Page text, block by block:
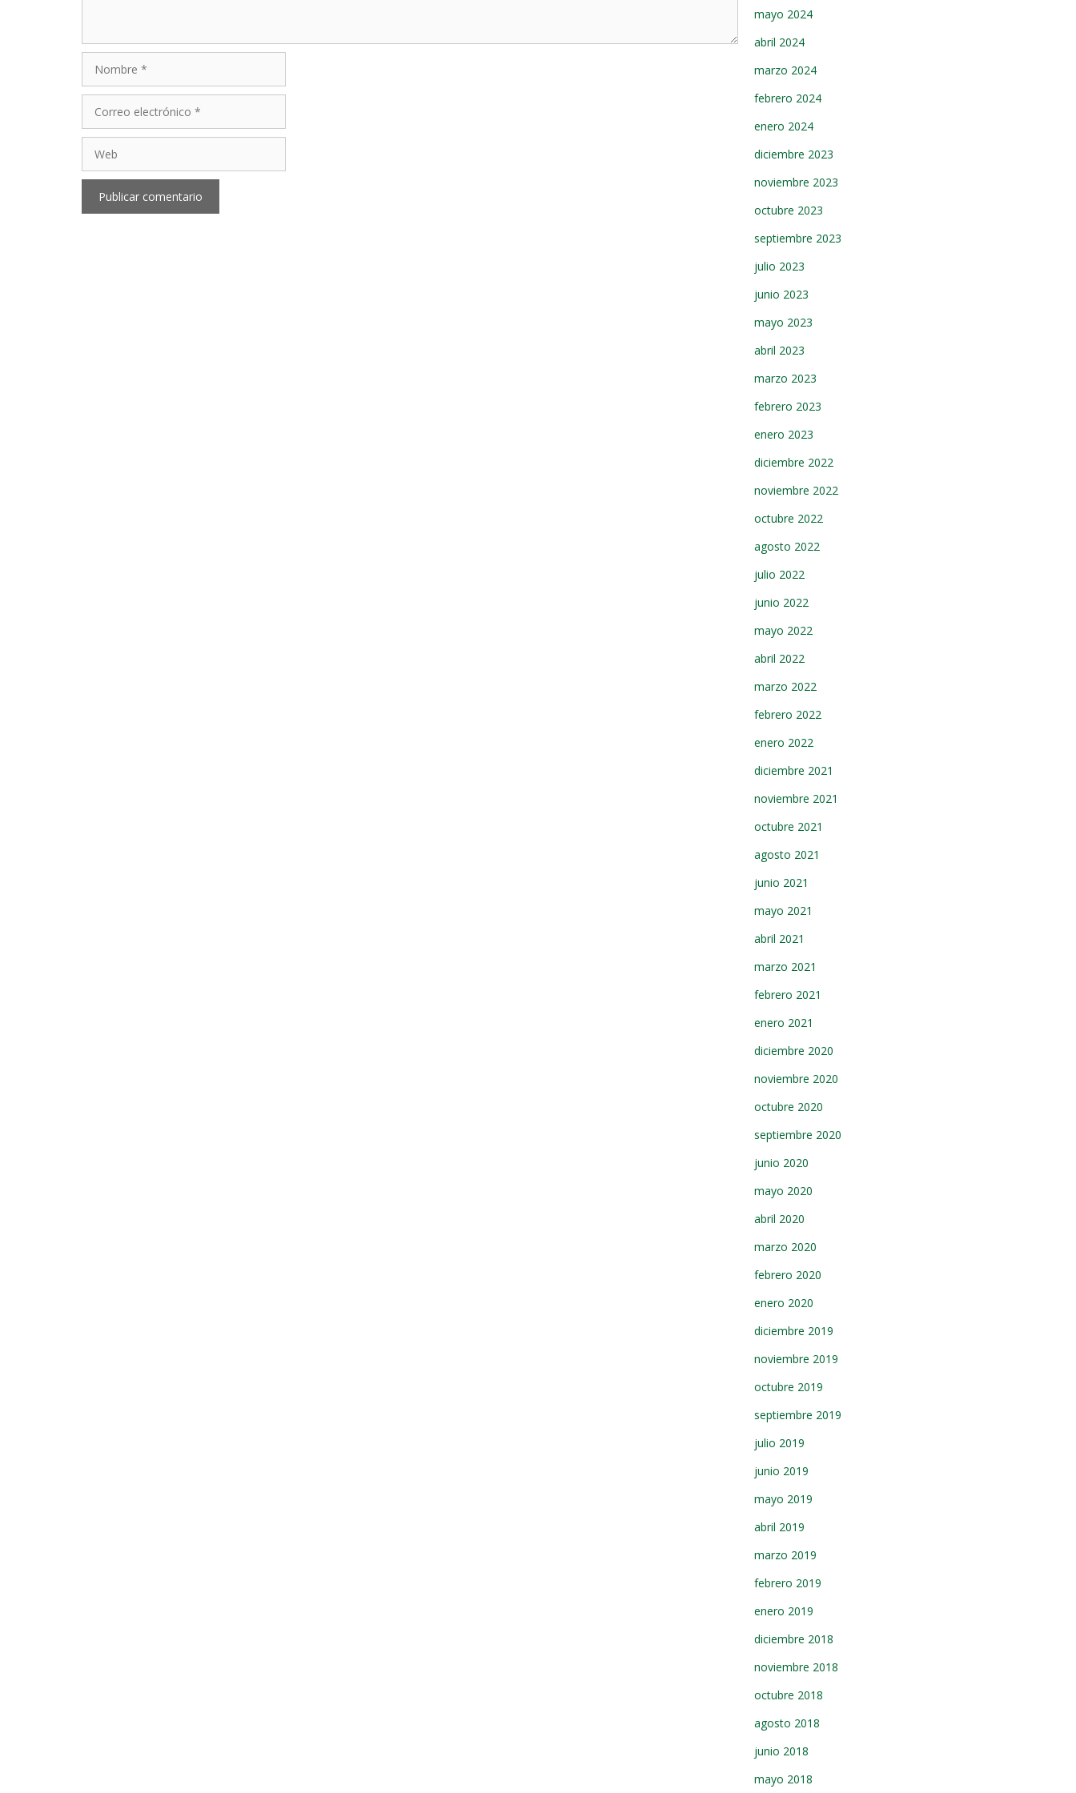
electrónico
mayo 2024
abril 2024
marzo 2024
febrero 2024
enero 2024
diciembre 2023
noviembre 2023
octubre 2023
septiembre 2023
julio 2023
junio 2023
mayo 2023
abril 2023
marzo 2023
febrero 2023
enero 2023
diciembre 2022
noviembre 2022
octubre 2022
agosto 2022
julio 2022
junio 2022
mayo 2022
abril 2022
marzo 2022
febrero 2022
enero 2022
diciembre 2021
noviembre 2021
octubre 2021
agosto 2021
junio 2021
mayo 2021
abril 2021
marzo 2021
febrero 2021
enero 2021
diciembre 2020
noviembre 2020
octubre 2020
septiembre 2020
junio 2020
mayo 2020
abril 2020
marzo 2020
febrero 2020
enero 2020
diciembre 2019
noviembre 2019
octubre 2019
septiembre 2019
julio 2019
junio 2019
mayo 2019
abril 2019
marzo 2019
febrero 2019
enero 2019
diciembre 2018
noviembre 2018
octubre 2018
agosto 2018
junio 2018
mayo 2018